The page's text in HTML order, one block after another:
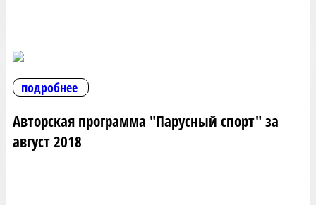
подробнее
Авторская программа "Парусный спорт" за
август 2018